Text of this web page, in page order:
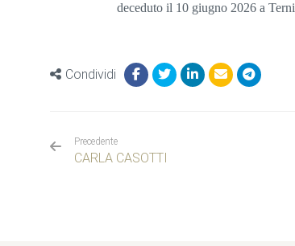
deceduto il 10 giugno 2026 a Terni
Condividi
Precedente
CARLA CASOTTI